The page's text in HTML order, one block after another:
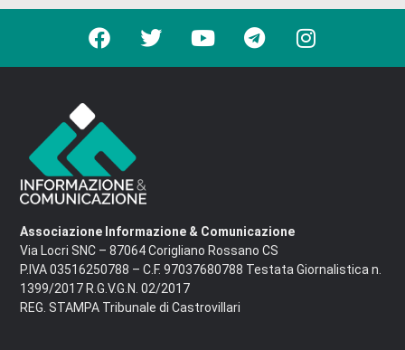
Associazione Informazione & Comunicazione
Via Locri SNC – 87064 Corigliano Rossano CS
P.IVA 03516250788 – C.F. 97037680788 Testata Giornalistica n.
1399/2017 R.G.V.G.N. 02/2017
REG. STAMPA Tribunale di Castrovillari